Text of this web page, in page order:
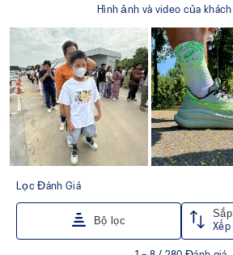
Lớp lót giày được sản xuất bằng
dung dịch, giúp giảm khoảng 33%
và khoảng 45% lượng khí thải
nhuộm truyền thống.